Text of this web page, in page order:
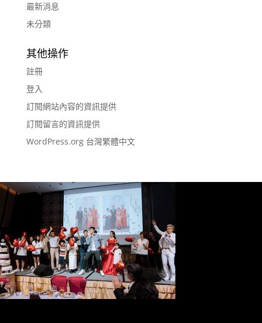
最新消息
未分類
其他操作
註冊
登入
訂閱網站內容的資訊提供
訂閱留言的資訊提供
WordPress.org 台灣繁體中文